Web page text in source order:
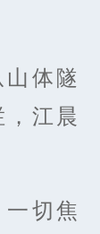
体隧
江晨
切焦